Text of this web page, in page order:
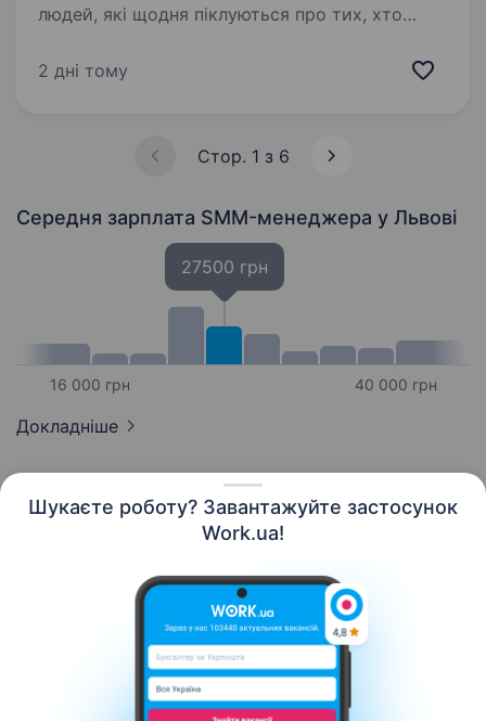
Шукаєте роботу? Завантажуйте застосунок
Work.ua!
людей, які щодня піклуються про тих, хто
дарувати другий шанс тваринам, які
2 дні тому
Стор. 1 з 6
Середня зарплата SMM-менеджера у Львові
16 000 грн
27500 грн
40 000 грн
Докладніше